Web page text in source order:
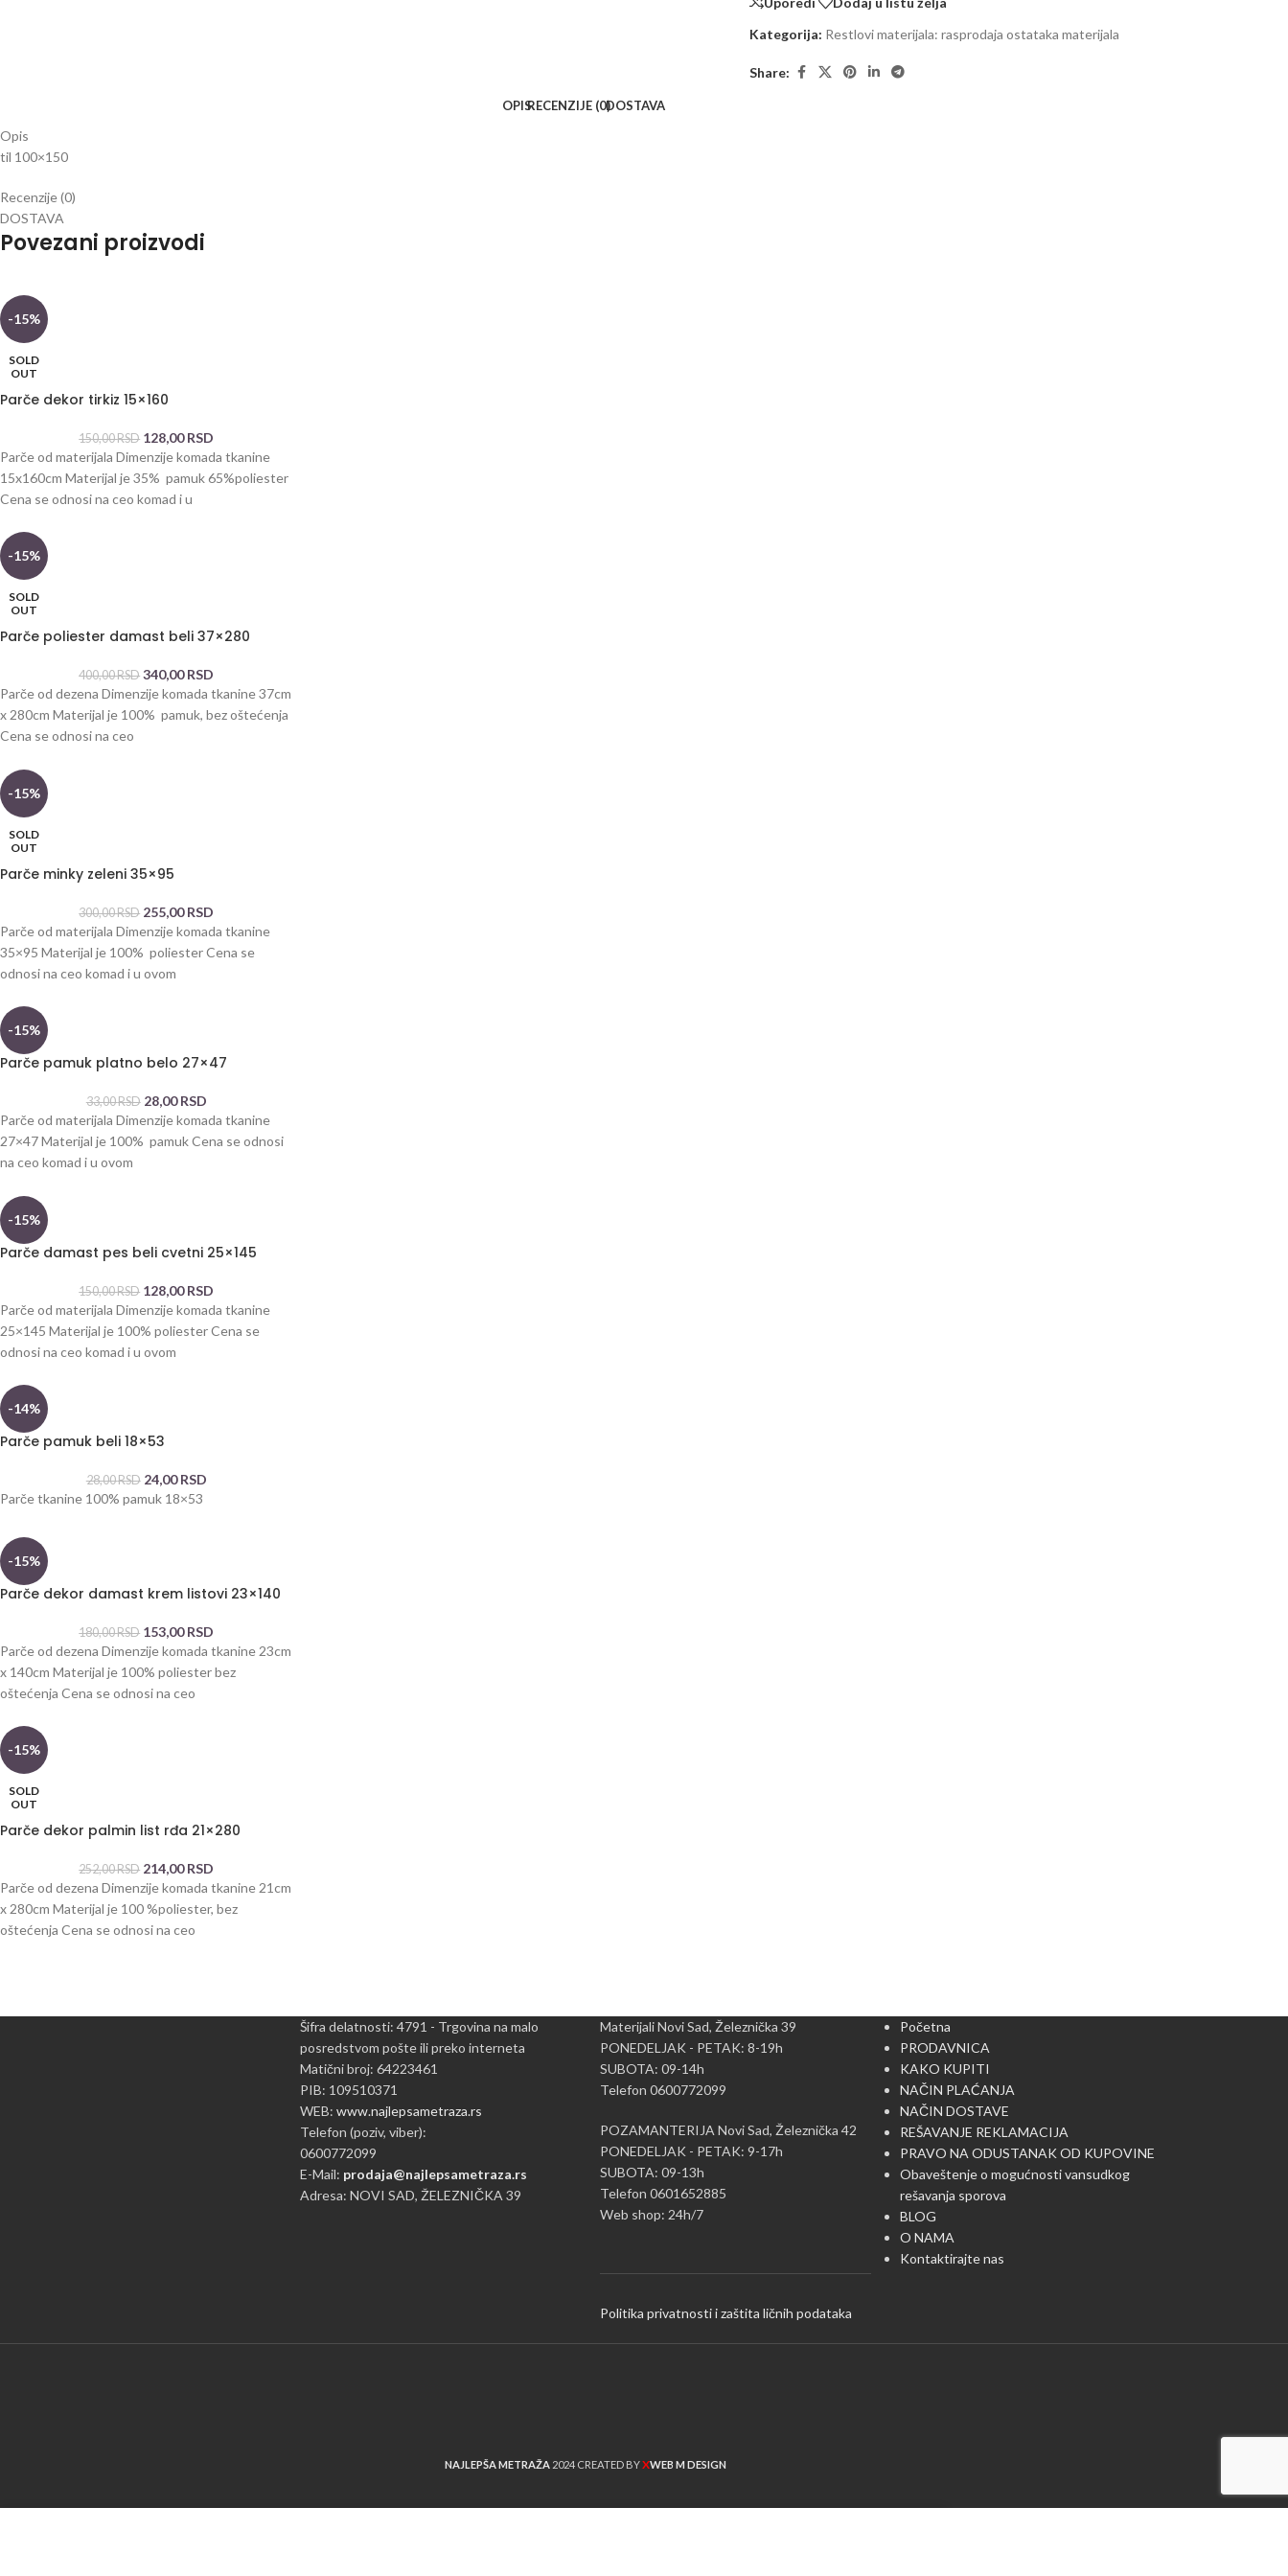
Kategorija: Restlovi materijala: rasprodaja ostataka materijala
Share:
OPISRECENZIJE (0)DOSTAVA
Opis
til 100×150
Recenzije (0)
DOSTAVA
Povezani proizvodi
-15%
SOLD
OUT
Parče dekor tirkiz 15×160
150,00RSD 128,00RSD
Parče od materijala Dimenzije komada tkanine
15x160cm Materijal je 35% pamuk 65%poliester
Cena se odnosi na ceo komad i u
-15%
SOLD
OUT
Parče poliester damast beli 37×280
400,00RSD 340,00RSD
Parče od dezena Dimenzije komada tkanine 37cm
x 280cm Materijal je 100% pamuk, bez oštećenja
Cena se odnosi na ceo
-15%
SOLD
OUT
Parče minky zeleni 35×95
300,00RSD 255,00RSD
Parče od materijala Dimenzije komada tkanine
35×95 Materijal je 100% poliester Cena se
odnosi na ceo komad i u ovom
-15%
Parče pamuk platno belo 27×47
33,00RSD 28,00RSD
Parče od materijala Dimenzije komada tkanine
27×47 Materijal je 100% pamuk Cena se odnosi
na ceo komad i u ovom
-15%
Parče damast pes beli cvetni 25×145
150,00RSD 128,00RSD
Parče od materijala Dimenzije komada tkanine
25×145 Materijal je 100% poliester Cena se
odnosi na ceo komad i u ovom
-14%
Parče pamuk beli 18×53
28,00RSD 24,00RSD
Parče tkanine 100% pamuk 18×53
-15%
Parče dekor damast krem listovi 23×140
180,00RSD 153,00RSD
Parče od dezena Dimenzije komada tkanine 23cm
x 140cm Materijal je 100% poliester bez
oštećenja Cena se odnosi na ceo
-15%
SOLD
OUT
Parče dekor palmin list rđa 21×280
252,00RSD 214,00RSD
Parče od dezena Dimenzije komada tkanine 21cm
x 280cm Materijal je 100 %poliester, bez
oštećenja Cena se odnosi na ceo
Šifra delatnosti: 4791 - Trgovina na malo
posredstvom pošte ili preko interneta
Matični broj: 64223461
PIB: 109510371
WEB: www.najlepsametraza.rs
Telefon (poziv, viber):
0600772099
E-Mail: prodaja@najlepsametraza.rs
Adresa: NOVI SAD, ŽELEZNIČKA 39
Materijali Novi Sad, Železnička 39
PONEDELJAK - PETAK: 8-19h
SUBOTA: 09-14h
Telefon 0600772099
POZAMANTERIJA Novi Sad, Železnička 42
PONEDELJAK - PETAK: 9-17h
SUBOTA: 09-13h
Telefon 0601652885
Web shop: 24h/7
Politika privatnosti i zaštita ličnih podataka
Početna
PRODAVNICA
KAKO KUPITI
NAČIN PLAĆANJA
NAČIN DOSTAVE
REŠAVANJE REKLAMACIJA
PRAVO NA ODUSTANAK OD KUPOVINE
Obaveštenje o mogućnosti vansudkog
rešavanja sporova
BLOG
O NAMA
Kontaktirajte nas
NAJLEPŠA METRAŽA 2024 CREATED BYXWEB M DESIGN